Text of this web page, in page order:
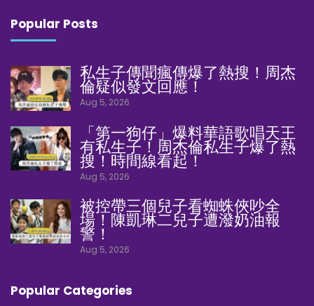
Popular Posts
私生子傳聞瘋傳爆了熱搜！周杰
倫疑似發文回應！
Aug 5, 2026
「第一狗仔」爆料華語歌唱天王
有私生子！周杰倫私生子爆了熱
搜！時間線看起！
Aug 5, 2026
被控帶三個兒子看蜘蛛俠吵全
場！陳凱琳二兒子遭潑奶油報
警！
Aug 5, 2026
Popular Categories